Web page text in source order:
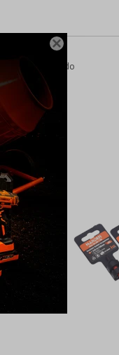

* Acabado